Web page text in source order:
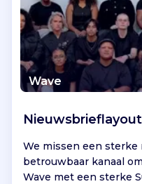
Wave
We missen een
betrouwbaar kanaal
Wave met een sterke